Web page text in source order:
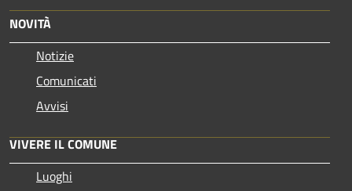
NOVITÀ
Notizie
Comunicati
Avvisi
VIVERE IL COMUNE
Luoghi